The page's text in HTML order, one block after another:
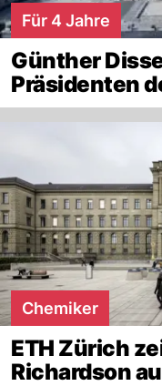
Für 4 Jahre
Günther
Präsidenten
Chemiker
ETH Zürich
Richardson